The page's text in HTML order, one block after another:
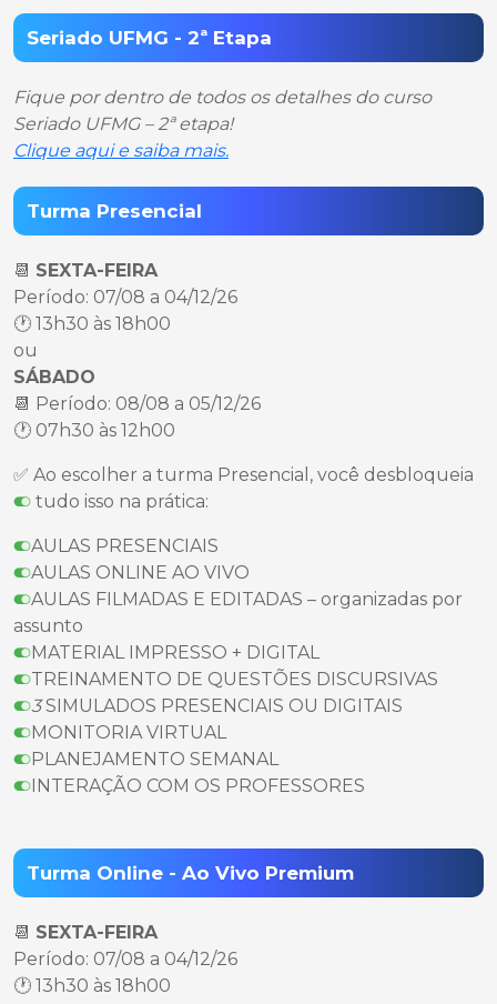
Seriado UFMG - 2ª Etapa
Fique por dentro de todos os detalhes do curso
Seriado UFMG – 2ª etapa!
Clique aqui e saiba mais.
Turma Presencial
📆 SEXTA-FEIRA
Período: 07/08 a 04/12/26
🕐 13h30 às 18h00
ou
SÁBADO
📆 Período: 08/08 a 05/12/26
🕐 07h30 às 12h00
✅ Ao escolher a turma Presencial, você desbloqueia
tudo isso na prática:
AULAS PRESENCIAIS
AULAS ONLINE AO VIVO
AULAS FILMADAS E EDITADAS – organizadas por
assunto
MATERIAL IMPRESSO + DIGITAL
TREINAMENTO DE QUESTÕES DISCURSIVAS
3SIMULADOS PRESENCIAIS OU DIGITAIS
MONITORIA VIRTUAL
PLANEJAMENTO SEMANAL
INTERAÇÃO COM OS PROFESSORES
Turma Online - Ao Vivo Premium
📆 SEXTA-FEIRA
Período: 07/08 a 04/12/26
🕐 13h30 às 18h00